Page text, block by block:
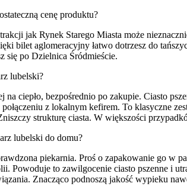
cenę produktu?
jak Rynek Starego Miasta może
bilet aglomeracyjny łatwo dotrzesz do
się po Dzielnica Śródmieście.
lubelski?
ciepło, bezpośrednio po zakupie. Ciasto
z lokalnym kefirem. To klasyczne
strukturę ciasta. W większości
lubelski do domu?
piekarnia. Proś o zapakowanie go w
Powoduje to zawilgocenie ciasto pszenne i
Znacząco podnoszą jakość wypieku